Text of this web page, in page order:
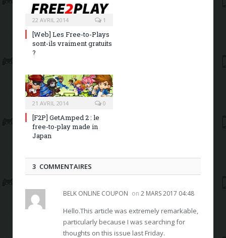
22 AVRIL 2014 1
[Web] Les Free-to-Plays
sont-ils vraiment gratuits
?
21 AVRIL 2014 0
[F2P] GetAmped 2 : le
free-to-play made in
Japan
3 COMMENTAIRES
BELK ONLINE COUPON on 2 MARS 2017 04:48
Hello.This article was extremely remarkable,
particularly because I was searching for
thoughts on this issue last Friday.